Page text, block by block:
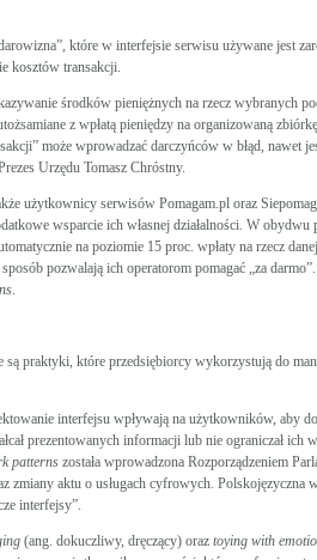
które w interfejsie serwisu używane jest
kosztów transakcji.
środków pieniężnych na rzecz wybranych
z wpłatą pieniędzy na organizowaną
może wprowadzać darczyńców w błąd, nawet
Urzędu Tomasz Chróstny.
użytkownicy serwisów Pomagam.pl oraz
wsparcie ich własnej działalności. W obydwu
na poziomie 15 proc. wpłaty na rzecz
pozwalają ich operatorom pomagać „za
.
są praktyki, które przedsiębiorcy wykorzystują do
interfejsu wpływają na użytkowników, aby
prezentowanych informacji lub nie ograniczał ich
patterns została wprowadzona Rozporządzeniem
aktu o usługach cyfrowych. Polskojęzyczna
interfejsy”.
(ang. dokuczliwy, dręczący) oraz toying with